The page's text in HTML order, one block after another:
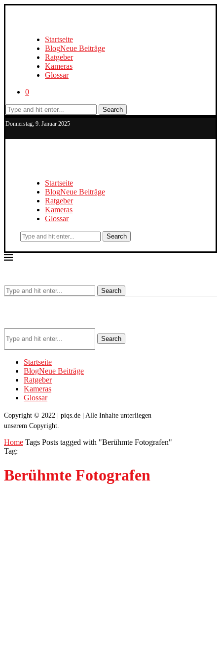
Startseite
BlogNeue Beiträge
Ratgeber
Kameras
Glossar
0
Search
Donnerstag, 9. Januar 2025
Startseite
BlogNeue Beiträge
Ratgeber
Kameras
Glossar
Search
Search
Search
Startseite
BlogNeue Beiträge
Ratgeber
Kameras
Glossar
Copyright © 2022 | piqs.de | Alle Inhalte unterliegen
unserem Copyright.
Home Tags Posts tagged with "Berühmte Fotografen"
Tag:
Berühmte Fotografen